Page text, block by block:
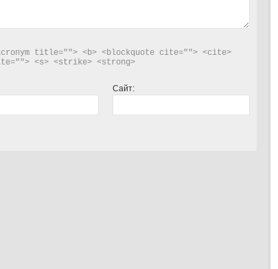
title=""> <b> <blockquote cite=""> <cite>
<s> <strike> <strong>
Сайт: